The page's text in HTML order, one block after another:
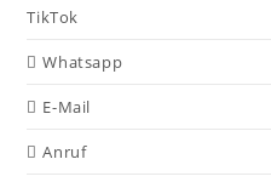
TikTok
Whatsapp
E-Mail
Anruf